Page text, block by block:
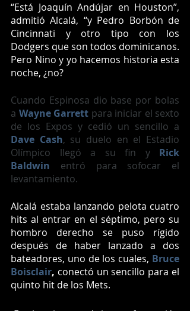
“Está Joaquín Andújar en Houston”,
admitió Alcalá, “y Pedro Borbón de
Cincinnati y otro tipo con los
Dodgers que son todos dominicanos.
Pero Nino y yo hacemos historia esta
noche, ¿no?
Cuando Espinosa dio base por bolas
a Wayne Garrett para iniciar el sexto
Dave Cash, su duelo en el Estadio
Olímpico llegó a su fin y Rick
Baldwin entró para sofocar el
levantamiento.
Alcalá estaba lanzando pelota cuatro
hits al entrar en el séptimo, pero su
hombro derecho se puso rígido
después de haber lanzado a dos
bateadores, uno de los cuales, Bruce
Boisclair, conectó un sencillo para el
quinto hit de los Mets.